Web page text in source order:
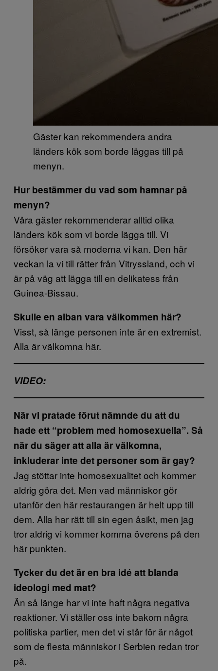
Gäster kan rekommendera andra
länders kök som borde läggas till på
menyn.
Hur bestämmer du vad som hamnar på
menyn?
Våra gäster rekommenderar alltid olika
länders kök som vi borde lägga till. Vi
försöker vara så moderna vi kan. Den här
veckan la vi till rätter från Vitryssland, och vi
är på väg att lägga till en delikatess från
Guinea-Bissau.
Skulle en alban vara välkommen här?
Visst, så länge personen inte är en extremist.
Alla är välkomna här.
VIDEO:
När vi pratade förut nämnde du att du
hade ett “problem med homosexuella”. Så
när du säger att alla är välkomna,
inkluderar inte det personer som är gay?
Jag stöttar inte homosexualitet och kommer
aldrig göra det. Men vad människor gör
utanför den här restaurangen är helt upp till
dem. Alla har rätt till sin egen åsikt, men jag
tror aldrig vi kommer komma överens på den
här punkten.
Tycker du det är en bra idé att blanda
ideologi med mat?
Än så länge har vi inte haft några negativa
reaktioner. Vi ställer oss inte bakom några
politiska partier, men det vi står för är något
som de flesta människor i Serbien redan tror
på.